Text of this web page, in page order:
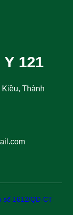
121
Thành
số 1612/QĐ-CT